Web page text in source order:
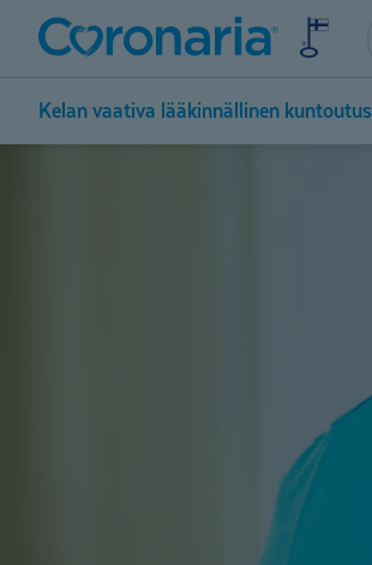
Kelan vaativa lääkinnällinen kuntoutus